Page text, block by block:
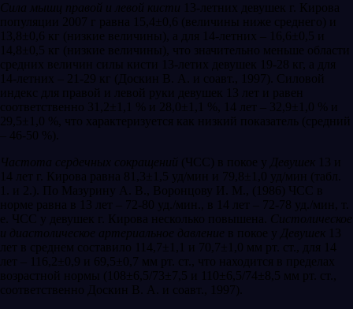
Сила мышц правой и левой кисти 13-летних девушек г. Кирова
популяции 2007 г равна 15,4±0,6 (величины ниже среднего) и
13,8±0,6 кг (низкие величины), а для 14-летних – 16,6±0,5 и
14,8±0,5 кг (низкие величины), что значительно меньше области
средних величин силы кисти 13-летих девушек 19-28 кг, а для
14-летних – 21-29 кг (Доскин В. А. и соавт., 1997). Силовой
индекс для правой и левой руки девушек 13 лет и равен
соответственно 31,2±1,1 % и 28,0±1,1 %, 14 лет – 32,9±1,0 % и
29,5±1,0 %, что характеризуется как низкий показатель (средний
– 46-50 %).
Частота сердечных сокращений (ЧСС) в покое у Девушек 13 и
14 лет г. Кирова равна 81,3±1,5 уд/мин и 79,8±1,0 уд/мин (табл.
1. и 2.). По Мазурину А. В., Воронцову И. М., (1986) ЧСС в
норме равна в 13 лет – 72-80 уд./мин., в 14 лет – 72-78 уд./мин, т.
е. ЧСС у девушек г. Кирова несколько повышена. Систолическое
и диастолическое артериальное давление в покое у Девушек 13
лет в среднем составило 114,7±1,1 и 70,7±1,0 мм рт. ст., для 14
лет – 116,2±0,9 и 69,5±0,7 мм рт. ст., что находится в пределах
возрастной нормы (108±6,5/73±7,5 и 110±6,5/74±8,5 мм рт. ст.,
соответственно Доскин В. А. и соавт., 1997).